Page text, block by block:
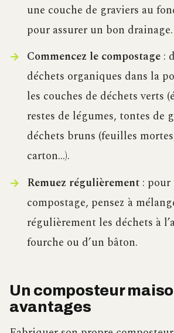
une couche de graviers au
pour assurer un bon drainage.
Commencez le compostage:
déchets organiques dans la
les couches de déchets verts
restes de légumes, tontes de
déchets bruns (feuilles
carton…).
Remuez régulièrement: pour
compostage, pensez à
régulièrement les déchets à
fourche ou d’un bâton.
Un composteur
avantages